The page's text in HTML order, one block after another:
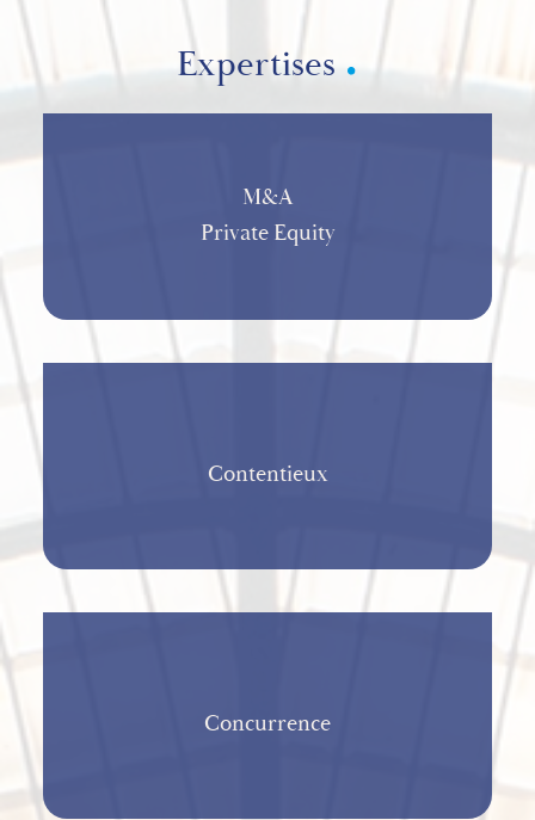
Expertises
M&A
Private Equity
Contentieux
Concurrence